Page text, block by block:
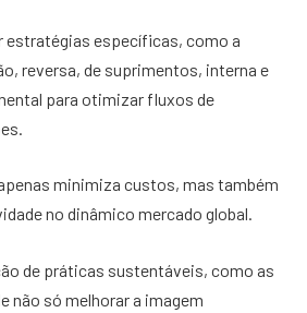
estratégias específicas, como a
reversa, de suprimentos, interna e
para otimizar fluxos de
minimiza custos, mas também
no dinâmico mercado global.
de práticas sustentáveis, como as
não só melhorar a imagem